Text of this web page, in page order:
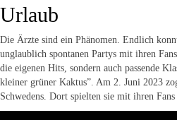
Urlaub
Die Ärzte sind ein Phänomen. Endlich
unglaublich spontanen Partys mit ihren
die eigenen Hits, sondern auch passende
kleiner grüner Kaktus”. Am 2. Juni 2023
Schwedens. Dort spielten sie mit ihren